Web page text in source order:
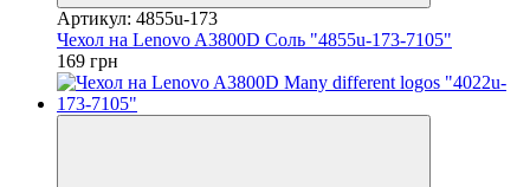
Артикул: 4855u-173
Чехол на Lenovo A3800D Соль "4855u-173-7105"
169 грн